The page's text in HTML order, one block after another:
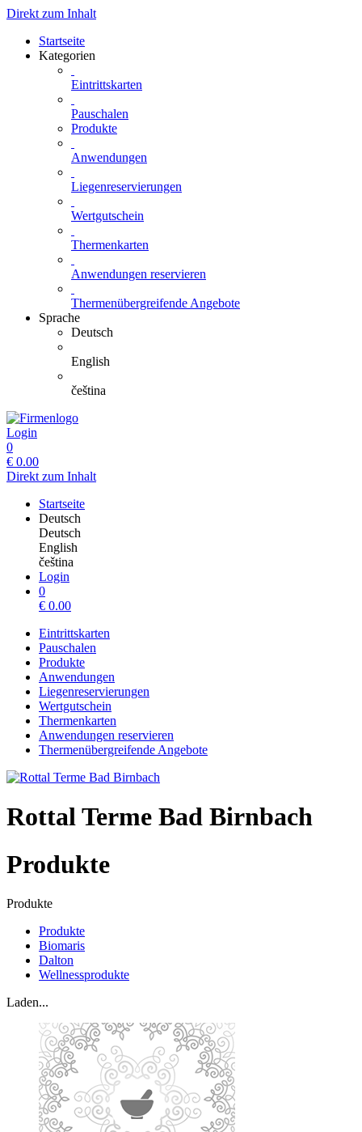
Direkt zum Inhalt
Startseite
Kategorien
Eintrittskarten
Pauschalen
Produkte
Anwendungen
Liegenreservierungen
Wertgutschein
Thermenkarten
Anwendungen reservieren
Thermenübergreifende Angebote
Sprache
Deutsch
English
čeština
Login
0
€ 0.00
Direkt zum Inhalt
Startseite
Deutsch
Deutsch
English
čeština
Login
0
€ 0.00
Eintrittskarten
Pauschalen
Produkte
Anwendungen
Liegenreservierungen
Wertgutschein
Thermenkarten
Anwendungen reservieren
Thermenübergreifende Angebote
Rottal Terme Bad Birnbach
Produkte
Produkte
Produkte
Biomaris
Dalton
Wellnessprodukte
Laden...